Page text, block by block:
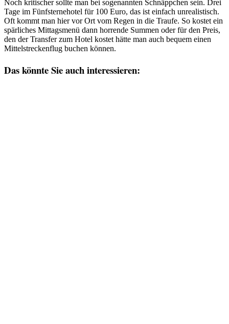
Noch kritischer sollte man bei sogenannten Schnäppchen sein. Drei
Tage im Fünfsternehotel für 100 Euro, das ist einfach unrealistisch.
Oft kommt man hier vor Ort vom Regen in die Traufe. So kostet ein
spärliches Mittagsmenü dann horrende Summen oder für den Preis,
den der Transfer zum Hotel kostet hätte man auch bequem einen
Mittelstreckenflug buchen können.
Das könnte Sie auch interessieren: